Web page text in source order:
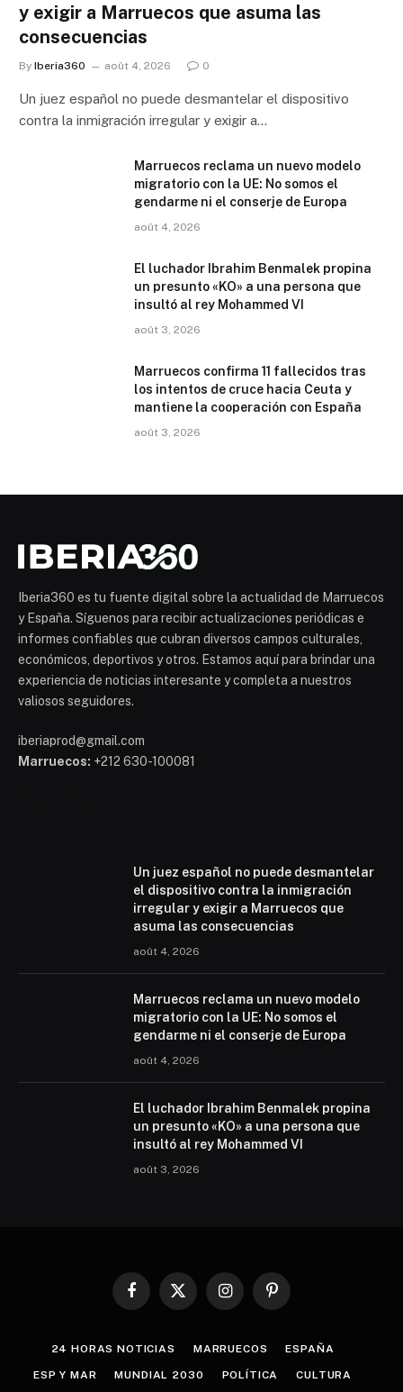
y exigir a Marruecos que asuma las
consecuencias
By Iberia360 août 4, 2026 0
Un juez español no puede desmantelar el dispositivo
contra la inmigración irregular y exigir a…
Marruecos reclama un nuevo modelo
migratorio con la UE: No somos el
gendarme ni el conserje de Europa
août 4, 2026
El luchador Ibrahim Benmalek propina
un presunto «KO» a una persona que
insultó al rey Mohammed VI
août 3, 2026
Marruecos confirma 11 fallecidos tras
los intentos de cruce hacia Ceuta y
mantiene la cooperación con España
août 3, 2026
Iberia360 es tu fuente digital sobre la actualidad de Marruecos
y España. Síguenos para recibir actualizaciones periódicas e
informes confiables que cubran diversos campos culturales,
económicos, deportivos y otros. Estamos aquí para brindar una
experiencia de noticias interesante y completa a nuestros
valiosos seguidores.
iberiaprod@gmail.com
Marruecos: +212 630-100081
Un juez español no puede desmantelar
el dispositivo contra la inmigración
irregular y exigir a Marruecos que
asuma las consecuencias
août 4, 2026
Marruecos reclama un nuevo modelo
migratorio con la UE: No somos el
gendarme ni el conserje de Europa
août 4, 2026
El luchador Ibrahim Benmalek propina
un presunto «KO» a una persona que
insultó al rey Mohammed VI
août 3, 2026
Facebook
X
InstagramPinterest
24 HORAS NOTICIAS MARRUECOS ESPAÑA
ESP Y MAR MUNDIAL 2030 POLÍTICA CULTURA